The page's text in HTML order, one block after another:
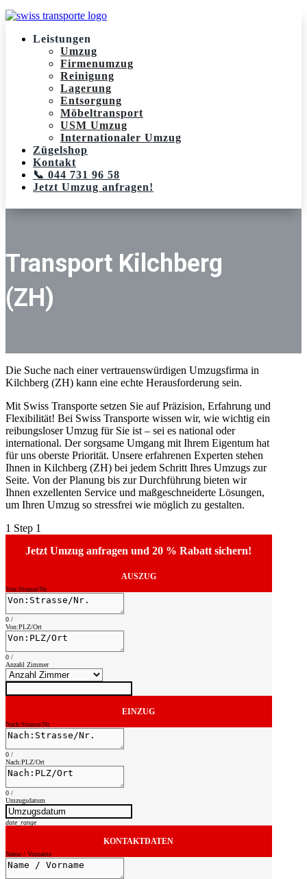
Leistungen
Umzug
Firmenumzug
Reinigung
Lagerung
Entsorgung
Möbeltransport
USM Umzug
Internationaler Umzug
Zügelshop
Kontakt
📞 044 731 96 58
Jetzt Umzug anfragen!
Transport Kilchberg
(ZH)
Die Suche nach einer vertrauenswürdigen Umzugsfirma in
Kilchberg (ZH) kann eine echte Herausforderung sein.
Mit Swiss Transporte setzen Sie auf Präzision, Erfahrung und
Flexibilität! Bei Swiss Transporte wissen wir, wie wichtig ein
reibungsloser Umzug für Sie ist – sei es national oder
international. Der sorgsame Umgang mit Ihrem Eigentum hat
für uns oberste Priorität. Unsere erfahrenen Experten stehen
Ihnen in Kilchberg (ZH) bei jedem Schritt Ihres Umzugs zur
Seite. Von der Planung bis zur Durchführung bieten wir
Ihnen exzellenten Service und maßgeschneiderte Lösungen,
um Ihren Umzug so stressfrei wie möglich zu gestalten.
1 Step 1
Jetzt Umzug anfragen und 20 % Rabatt sichern!
AUSZUG
Von:Strasse/Nr.
0 /
Von:PLZ/Ort
0 /
Anzahl Zimmer
EINZUG
Nach:Strasse/Nr.
0 /
Nach:PLZ/Ort
0 /
Umzugsdatum
date_range
KONTAKTDATEN
Name / Vorname